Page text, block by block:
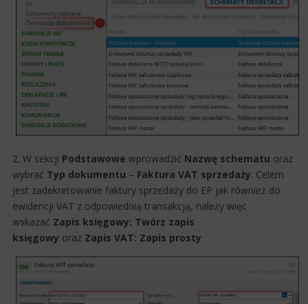
2. W sekcji Podstawowe wprowadzić Nazwę schematu ora​​​z
wybrać Typ dokumentu –​ Faktura VAT sprzedaży. Celem
jest zadekretowanie faktury sprzedaży do EP jak również do
ewidencji VAT z odpowiednią transakcją, należy więc
wskazać Zapis księgowy: Twórz zapis
księgowy oraz Zapis VAT: Zapis prosty.​​​